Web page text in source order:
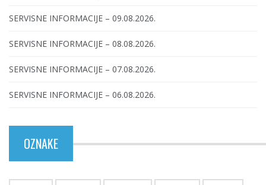
SERVISNE INFORMACIJE – 09.08.2026.
SERVISNE INFORMACIJE – 08.08.2026.
SERVISNE INFORMACIJE – 07.08.2026.
SERVISNE INFORMACIJE – 06.08.2026.
OZNAKE